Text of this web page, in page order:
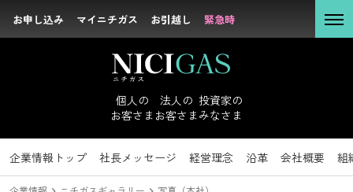
お申し込み マイニチガス お引越し 緊急時
個人の
お客さま
法人の
お客さま
投資家の
みなさま
投資家のみなさまトップ IRニュース 経営方針 IRライブラリ
サステナビリティトップ トップコミットメント 方針・マテリア
企業情報トップ 社長メッセージ 経営理念 沿革 会社概要 組
採用情報トップ 新卒採用 キャリア採用
お申し込み マイニチガス お引越し 緊急時
企業情報
お客さま
投資家の